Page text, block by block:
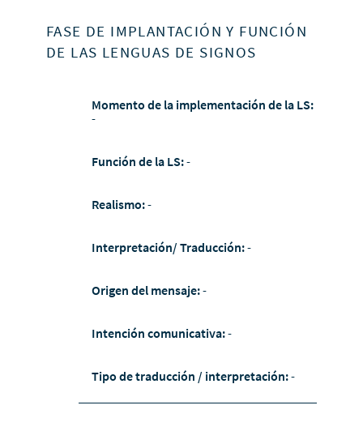
FASE DE IMPLANTACIÓN Y FUNCIÓN
DE LAS LENGUAS DE SIGNOS
Momento de la implementación de la LS:
-
Función de la LS:-
Realismo:-
Interpretación/ Traducción:-
Origen del mensaje:-
Intención comunicativa:-
Tipo de traducción / interpretación:-